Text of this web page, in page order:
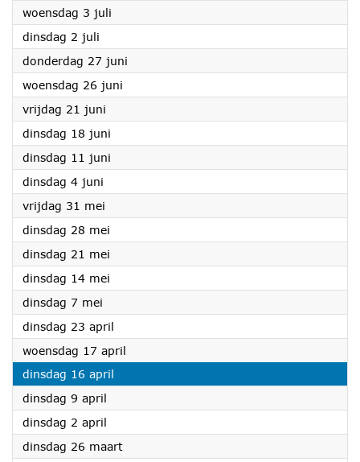
woensdag 3 juli
dinsdag 2 juli
donderdag 27 juni
woensdag 26 juni
vrijdag 21 juni
dinsdag 18 juni
dinsdag 11 juni
dinsdag 4 juni
vrijdag 31 mei
dinsdag 28 mei
dinsdag 21 mei
dinsdag 14 mei
dinsdag 7 mei
dinsdag 23 april
woensdag 17 april
dinsdag 16 april
dinsdag 9 april
dinsdag 2 april
dinsdag 26 maart2024